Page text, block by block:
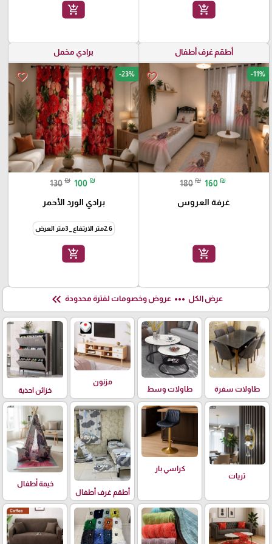
add_shopping_cart
add_shopping_cart
أطقم غرف أطفال
favorite_border -11%
180 ₪ 160 ₪
غرفة العروس
add_shopping_cart
برادي مخمل
favorite_border -23%
130 ₪ 100 ₪
برادي الورد الأحمر
2.6متر الارتفاع _ 3متر العرض
add_shopping_cart
عرض الكل more_horiz عروض وخصومات لفترة محدودة keyboard_double_arrow_left
طاولات سفرة طاولات وسط
مزنون
خزائن احذية
ثريات
كراسي بار
أطقم غرف أطفال
خيمة أطفال